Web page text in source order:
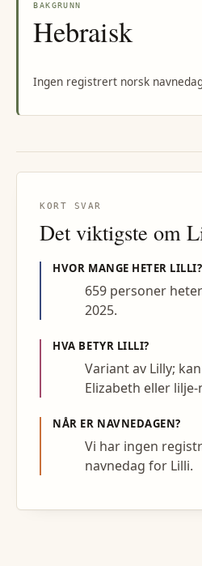
BAKGRUNN
Hebraisk
Ingen registrert norsk
KORT SVAR
Det viktigste om
HVOR MANGE HETER LILLI?
659 personer
2025.
HVA BETYR LILLI?
Variant av Lilly;
Elizabeth eller
NÅR ER NAVNEDAGEN?
Vi har ingen
navnedag for Lilli.